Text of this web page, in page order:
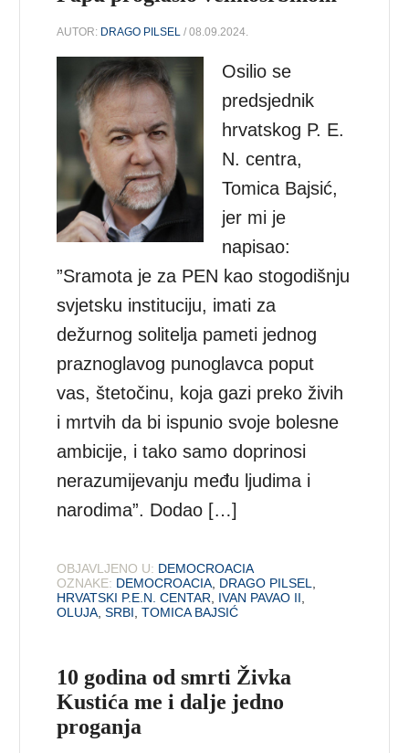
AUTOR: DRAGO PILSEL / 08.09.2024.
Osilio se
predsjednik
hrvatskog P. E.
N. centra,
Tomica Bajsić,
jer mi je
napisao:
”Sramota je za PEN kao stogodišnju
svjetsku instituciju, imati za
dežurnog solitelja pameti jednog
praznoglavog punoglavca poput
vas, štetočinu, koja gazi preko živih
i mrtvih da bi ispunio svoje bolesne
ambicije, i tako samo doprinosi
nerazumijevanju među ljudima i
narodima”. Dodao […]
OBJAVLJENO U: DEMOCROACIA
OZNAKE: DEMOCROACIA DRAGO PILSEL
HRVATSKI P.E.N. CENTAR
IVAN PAVAO II
OLUJA ,SRBI ,TOMICA BAJSIĆ
10 godina od smrti Živka
Kustića me i dalje jedno
proganja